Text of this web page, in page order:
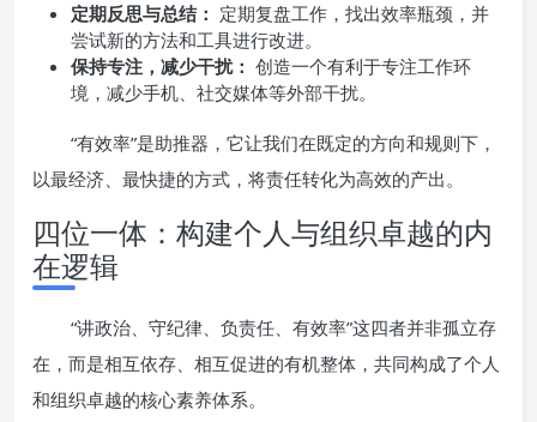
定期反思与总结： 定期复盘工作，找出效率瓶颈，并
尝试新的方法和工具进行改进。
保持专注，减少干扰： 创造一个有利于专注工作环
境，减少手机、社交媒体等外部干扰。
“有效率”是助推器，它让我们在既定的方向和规则下，
以最经济、最快捷的方式，将责任转化为高效的产出。
四位一体：构建个人与组织卓越的内
在逻辑
“讲政治、守纪律、负责任、有效率”这四者并非孤立存
在，而是相互依存、相互促进的有机整体，共同构成了个人
和组织卓越的核心素养体系。